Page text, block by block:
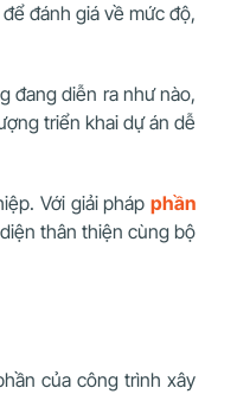
đánh giá về mức độ,
đang diễn ra như nào,
triển khai dự án dễ
Với giải pháp phần
thân thiện cùng bộ
của công trình xây